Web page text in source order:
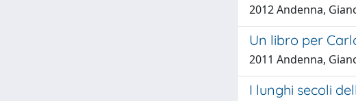
2012 Andenna,
Un libro per
2011 Andenna,
I lunghi secoli